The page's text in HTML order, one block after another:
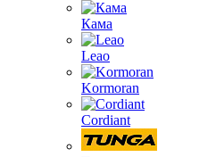
Кама
Leao
Kormoran
Cordiant